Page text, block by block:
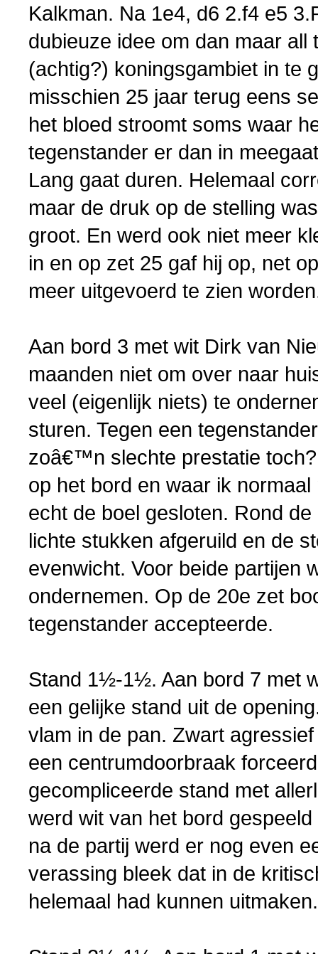
Kalkman. Na 1e4, d6 2.f4 e5
dubieuze idee om dan maar
(achtig?) koningsgambiet in te
misschien 25 jaar terug eens
het bloed stroomt soms waar
tegenstander er dan in
Lang gaat duren. Helemaal
maar de druk op de stelling
groot. En werd ook niet meer
in en op zet 25 gaf hij op, net
meer uitgevoerd te zien
Aan bord 3 met wit Dirk van
maanden niet om over naar
veel (eigenlijk niets) te
sturen. Tegen een
zoâ€™n slechte prestatie
op het bord en waar ik
echt de boel gesloten. Rond
lichte stukken afgeruild en de
evenwicht. Voor beide partijen
ondernemen. Op de 20e zet
tegenstander accepteerde.
Stand 1½-1½. Aan bord 7 met
een gelijke stand uit de
vlam in de pan. Zwart
een centrumdoorbraak
gecompliceerde stand met
werd wit van het bord
na de partij werd er nog even
verassing bleek dat in de
helemaal had kunnen uitmaken.